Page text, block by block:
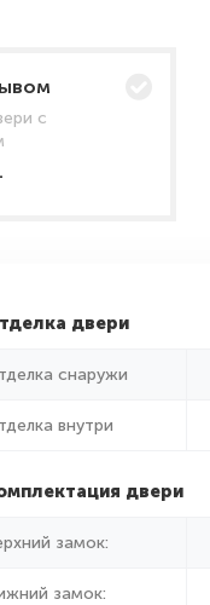
с
двери
снаружи
внутри
двери
замок:
замок: